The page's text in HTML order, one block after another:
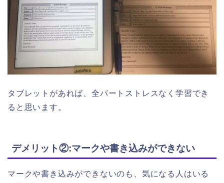
タブレットがあれば、全パートストレスなく学習でき
ると思います。
デメリット②:マークや書き込みができない
マークや書き込みができないのも、気になる人はいる